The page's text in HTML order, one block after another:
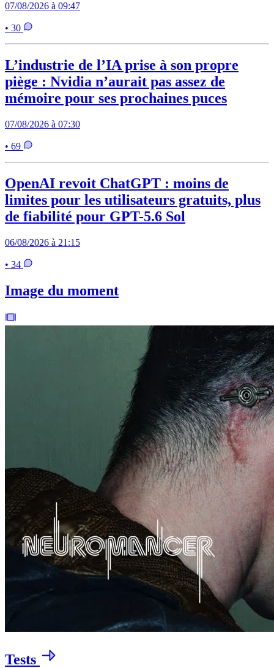
07/08/2026 à 09:47
• 30
L’industrie de l’IA prise à son propre
piège : Nvidia n’aurait pas assez de
mémoire pour ses prochaines puces
07/08/2026 à 07:30
• 69
OpenAI revoit ChatGPT : moins de
limites pour les utilisateurs gratuits, plus
de fiabilité pour GPT-5.6 Sol
06/08/2026 à 21:15
• 34
Image du moment
Tests